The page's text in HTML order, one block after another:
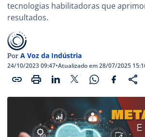
tecnologias habilitadoras que
resultados.
Por A Voz da Indústria
24/10/2023 09:47•Atualizado em 28/07/2025